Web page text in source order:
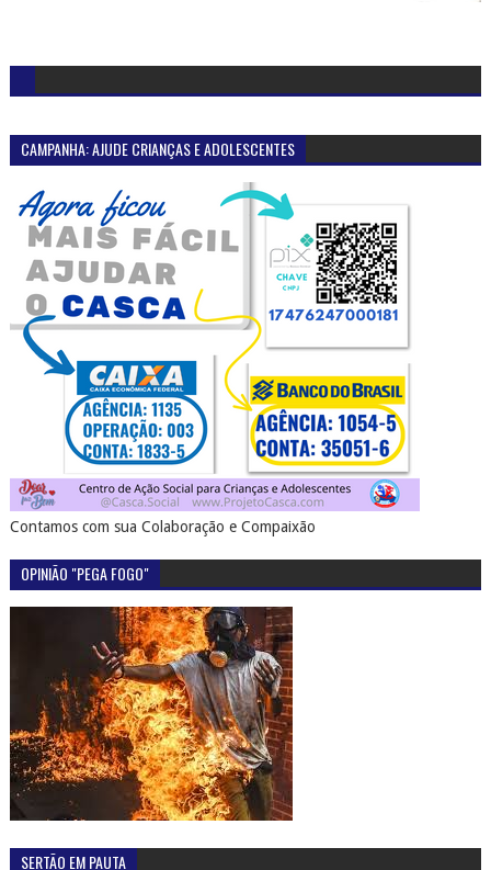
CAMPANHA: AJUDE CRIANÇAS E ADOLESCENTES
Contamos com sua Colaboração e Compaixão
OPINIÃO "PEGA FOGO"
SERTÃO EM PAUTA